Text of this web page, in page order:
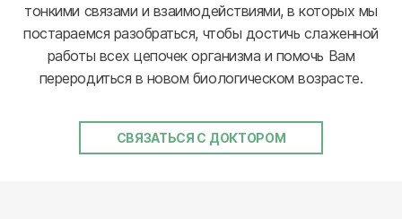
тонкими связами и взаимодействиями, в которых мы
постараемся разобраться, чтобы достичь слаженной
работы всех цепочек организма и помочь Вам
переродиться в новом биологическом возрасте.
СВЯЗАТЬСЯ С ДОКТОРОМ